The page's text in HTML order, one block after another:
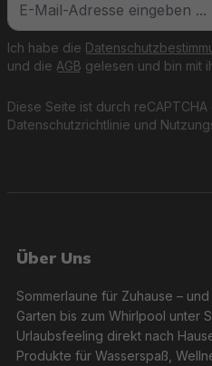
Diese Seite ist durch
Datenschutzrichtlinie und
Ich habe die
und die AGB gelesen und bin mit
Über Uns
Sommerlaune für Zuhause –
Garten bis zum Whirlpool unter
Urlaubsfeeling direkt nach
Produkte für Wasserspaß,